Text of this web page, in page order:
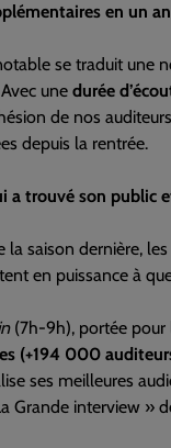
en un an
se traduit une
une durée
de nos
depuis la rentrée.
a trouvé son public
la saison dernière,
en puissance à
(7h-9h), portée pour
(+194 000 auditeurs
ses meilleures
Grande interview »